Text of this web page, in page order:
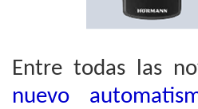
Entre todas las
nuevo